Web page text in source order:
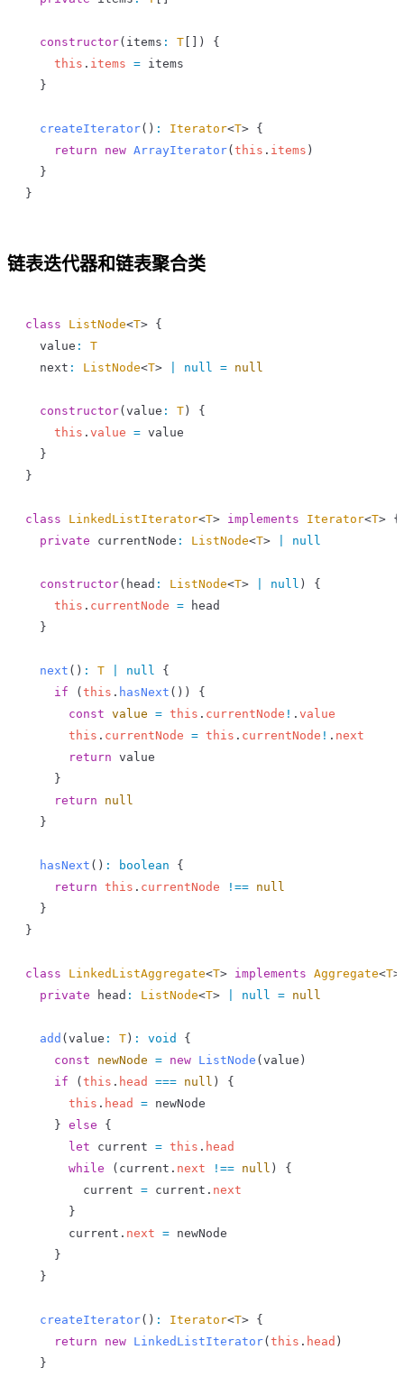
  constructor
( items : T []) {
    this
. items = items
  }
  createIterator
() : Iterator<T> {
    return
new ArrayIterator( this . items )
  }
}
链表迭代器和链表聚合类
class ListNode<T> {
  value
:
T
  next
: ListNode<T> null = null
  constructor
( value : T ) {
    this
. value = value
  }
}
class LinkedListIterator<T> implements Iterator<T> {
  private
currentNode : ListNode<T> null
  constructor
( head : ListNode<T> null ) {
    this
. currentNode = head
  }
  next
() : T null {
    if
( this . hasNext ()) {
      const
value = this . currentNode ! . value
      this
. currentNode = this . currentNode ! . next
      return
value
    }
    return
null
  }
  hasNext
() : boolean {
    return
this . currentNode !== null
  }
}
class LinkedListAggregate<T> implements Aggregate<T
  private
head : ListNode<T> null = null
  add
( value : T ) : void
{
    const
newNode = new ListNode ( value )
    if
( this . head === null ) {
      this
. head = newNode
    }
else {
      let
current = this . head
      while
( current . next !== null ) {
        current
= current . next
      }
      current
. next = newNode
    }
  }
  createIterator
() : Iterator<T> {
    return
new LinkedListIterator( this . head )
  }